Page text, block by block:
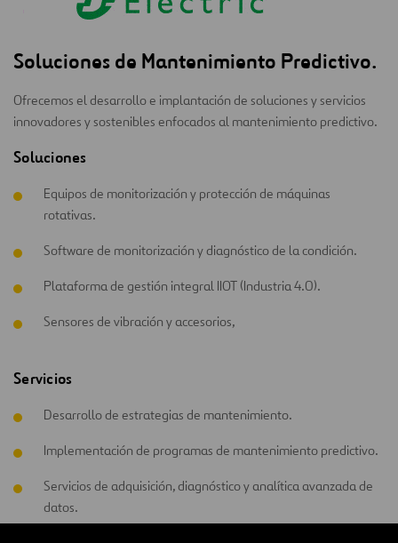
Soluciones de Mantenimiento Predictivo.
Ofrecemos el desarrollo e implantación de soluciones y servicios
innovadores y sostenibles enfocados al mantenimiento predictivo.
Soluciones
Equipos de monitorización y protección de máquinas
rotativas.
Software de monitorización y diagnóstico de la condición.
Plataforma de gestión integral IIOT (Industria 4.0).
Sensores de vibración y accesorios,
Servicios
Desarrollo de estrategias de mantenimiento.
Implementación de programas de mantenimiento predictivo.
Servicios de adquisición, diagnóstico y analítica avanzada de
datos.